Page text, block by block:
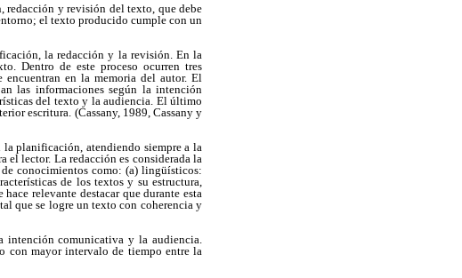
redacción y revisión del texto, que debe
el texto producido cumple con un
la redacción y la revisión. En la
Dentro de este proceso ocurren tres
encuentran en la memoria del autor. El
las informaciones según la intención
del texto y la audiencia. El último
escritura. (Cassany, 1989, Cassany y
la planificación, atendiendo siempre a la
el lector. La redacción es considerada la
conocimientos como: (a) lingüísticos:
de los textos y su estructura,
relevante destacar que durante esta
que se logre un texto con coherencia y
intención comunicativa y la audiencia.
con mayor intervalo de tiempo entre la